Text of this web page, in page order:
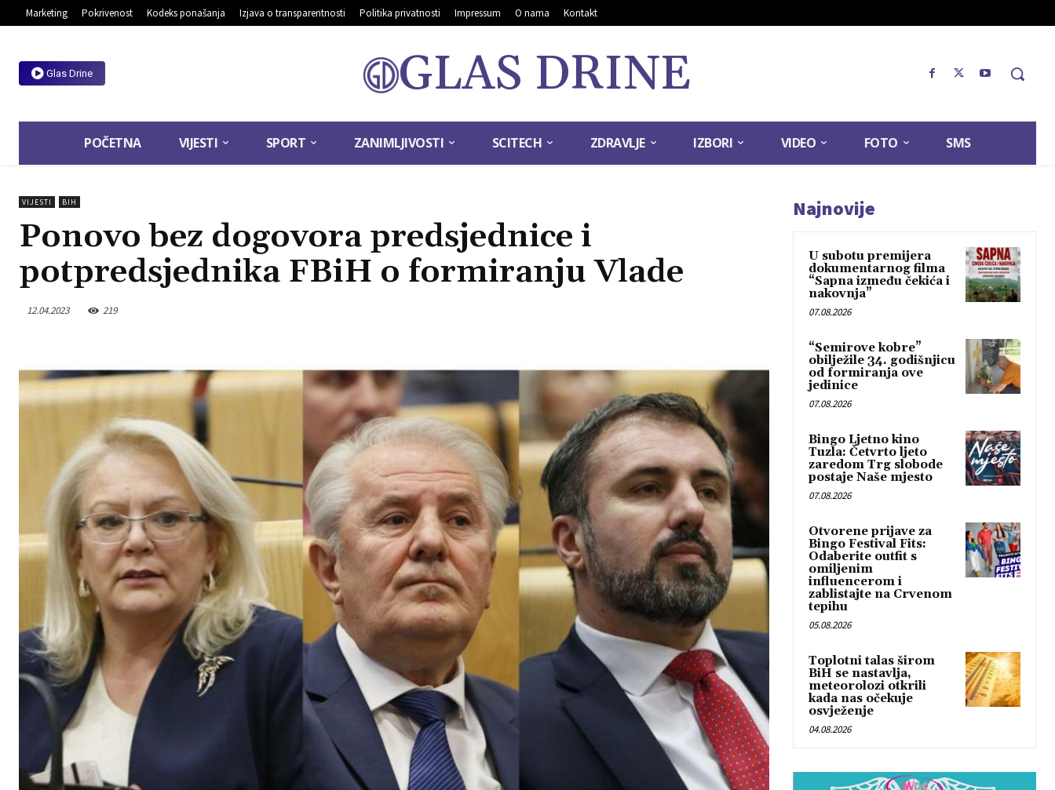
Marketing Pokrivenost Kodeks ponašanja Izjava o transparentnosti Politika privatnosti Impressum O nama Kontakt
Glas Drine GLAS DRINE
POČETNA VIJESTI SPORT ZANIMLJIVOSTI SCITECH ZDRAVLJE IZBORI VIDEO FOTO SMS
VIJESTI BIH
Ponovo bez dogovora predsjednice i
potpredsjednika FBiH o formiranju Vlade
12.04.2023 219
Najnovije
U subotu premijera
dokumentarnog filma
“Sapna između čekića i
nakovnja”
07.08.2026
“Semirove kobre”
obilježile 34. godišnjicu
od formiranja ove
jedinice
07.08.2026
Bingo Ljetno kino
Tuzla: Četvrto ljeto
zaredom Trg slobode
postaje Naše mjesto
07.08.2026
Otvorene prijave za
Bingo Festival Fits:
Odaberite outfit s
omiljenim
influencerom i
zablistajte na Crvenom
tepihu
05.08.2026
Toplotni talas širom
BiH se nastavlja,
meteorolozi otkrili
kada nas očekuje
osvježenje
04.08.2026